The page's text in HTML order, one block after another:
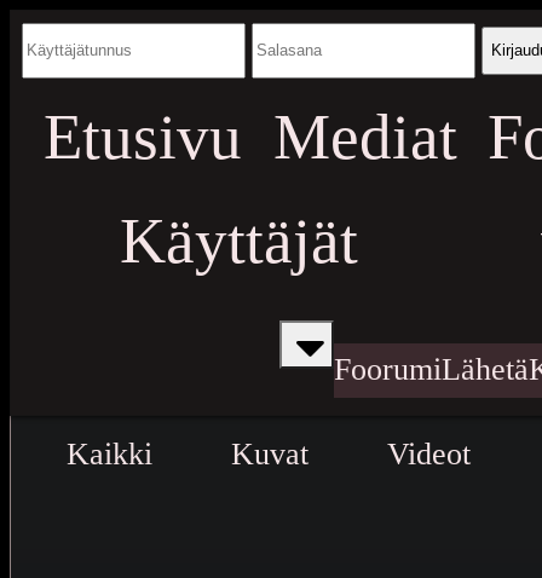
Etusivu Mediat
Käyttäjät
FoorumiLähetä
Kaikki Kuvat Videot